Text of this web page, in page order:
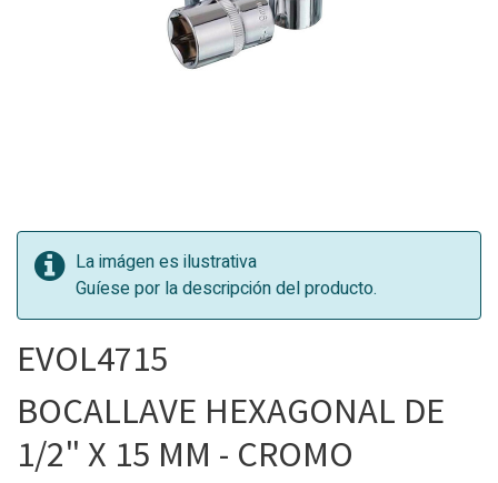
La imágen es ilustrativa
Guíese por la descripción del producto.
EVOL4715
BOCALLAVE HEXAGONAL DE
1/2" X 15 MM - CROMO